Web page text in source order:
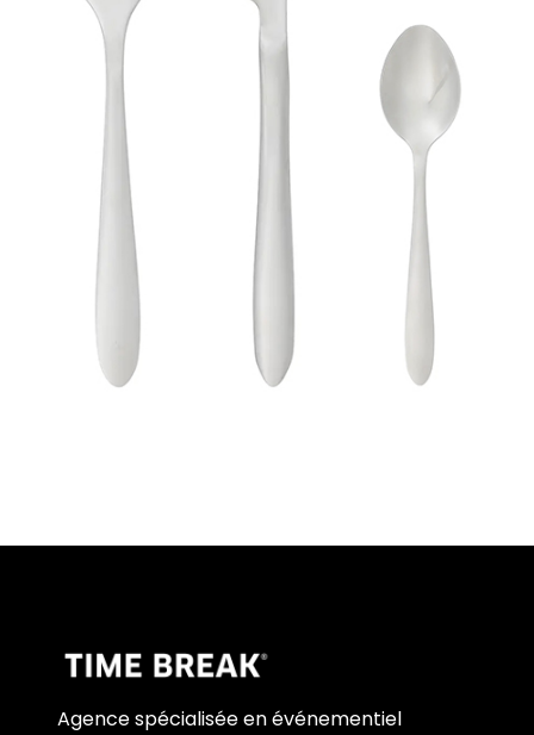
Agence spécialisée en événementiel